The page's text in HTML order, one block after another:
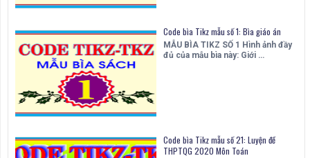
Code bìa Tikz mẫu số 1: Bìa giáo án
MẪU BÌA TIKZ SỐ 1 Hình ảnh đầy
đủ của mẫu bìa này: Giới …
Code bìa Tikz mẫu số 21: Luyện đề
THPTQG 2020 Môn Toán